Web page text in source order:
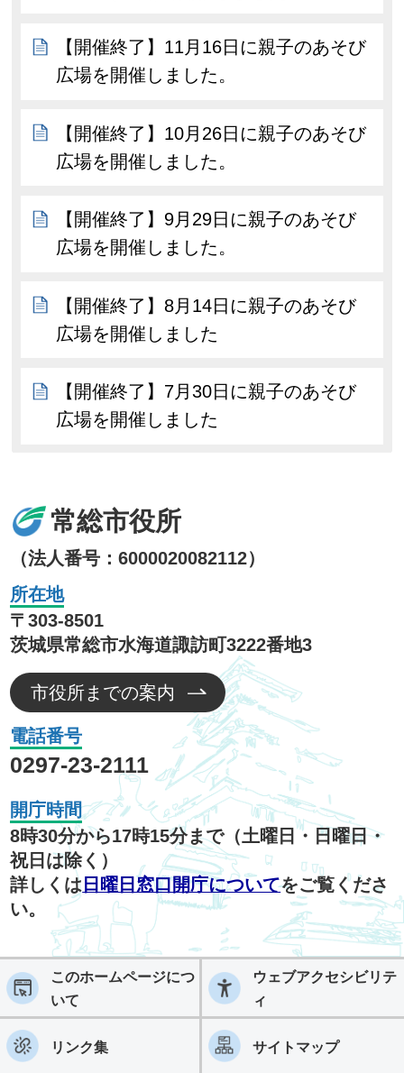
【開催終了】11月16日に親子のあそび
広場を開催しました。
【開催終了】10月26日に親子のあそび
広場を開催しました。
【開催終了】9月29日に親子のあそび
広場を開催しました。
【開催終了】8月14日に親子のあそび
広場を開催しました
【開催終了】7月30日に親子のあそび
広場を開催しました
常総市役所
（法人番号：6000020082112）
所在地
〒303-8501
茨城県常総市水海道諏訪町3222番地3
市役所までの案内
電話番号
0297-23-2111
開庁時間
8時30分から17時15分まで（土曜日・日曜日・
祝日は除く）
詳しくは 日曜日窓口開庁についてをご覧くださ
い。
このホームページにつ
いて
ウェブアクセシビリテ
ィ
リンク集 サイトマップ